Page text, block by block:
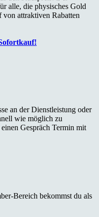
alle, die physisches Gold
attraktiven Rabatten
an der Dienstleistung oder
wie möglich zu
Gespräch Termin mit
Bereich bekommst du als